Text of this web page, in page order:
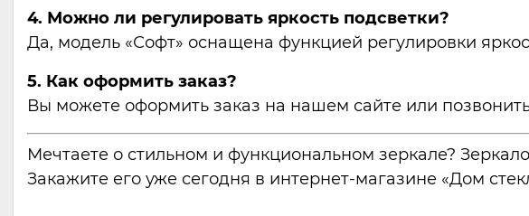
4. Можно ли регулировать яркость подсветки?
Да, модель «Софт» оснащена функцией регулировки
5. Как оформить заказ?
Вы можете оформить заказ на нашем сайте или
Мечтаете о стильном и функциональном зеркале?
Закажите его уже сегодня в интернет-магазине «Дом